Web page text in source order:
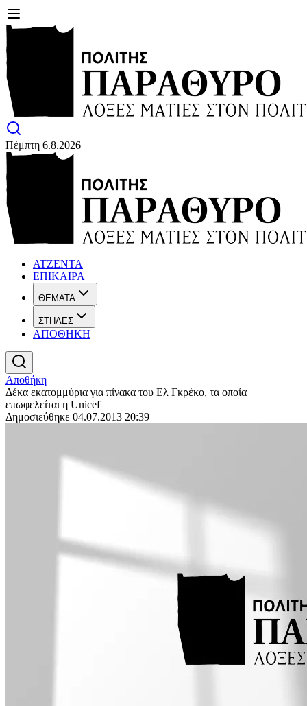
Πέμπτη 6.8.2026
ΑΤΖΕΝΤΑ
ΕΠΙΚΑΙΡΑ
ΘΕΜΑΤΑ
ΣΤΗΛΕΣ
ΑΠΟΘΗΚΗ
Αποθήκη
Δέκα εκατομμύρια για πίνακα του Ελ Γκρέκο, τα οποία
επωφελείται η Unicef
Δημοσιεύθηκε 04.07.2013 20:39